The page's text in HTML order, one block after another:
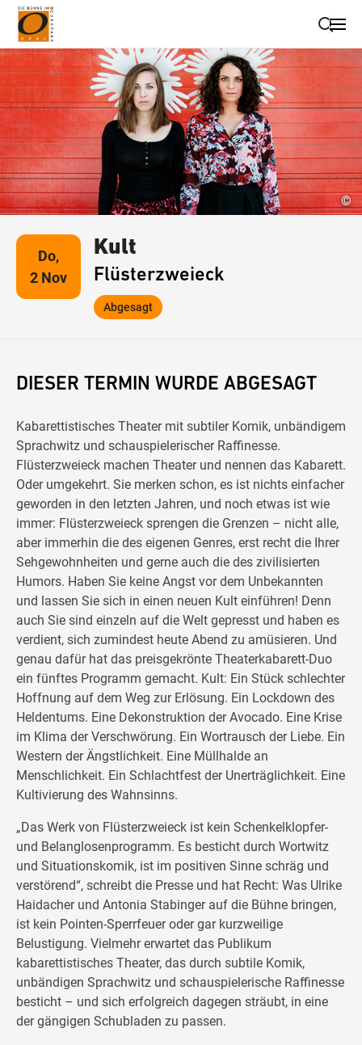
Suche schließen
Wegbeschreibung erhalten
©
Do,
2 Nov
Kult
Flüsterzweieck
Abgesagt
DIESER TERMIN WURDE ABGESAGT
Kabarettistisches Theater mit subtiler Komik, unbändigem
Sprachwitz und schauspielerischer Raffinesse.
Flüsterzweieck machen Theater und nennen das Kabarett.
Oder umgekehrt. Sie merken schon, es ist nichts einfacher
geworden in den letzten Jahren, und noch etwas ist wie
immer: Flüsterzweieck sprengen die Grenzen – nicht alle,
aber immerhin die des eigenen Genres, erst recht die Ihrer
Sehgewohnheiten und gerne auch die des zivilisierten
Humors. Haben Sie keine Angst vor dem Unbekannten
und lassen Sie sich in einen neuen Kult einführen! Denn
auch Sie sind einzeln auf die Welt gepresst und haben es
verdient, sich zumindest heute Abend zu amüsieren. Und
genau dafür hat das preisgekrönte Theaterkabarett-Duo
ein fünftes Programm gemacht. Kult: Ein Stück schlechter
Hoffnung auf dem Weg zur Erlösung. Ein Lockdown des
Heldentums. Eine Dekonstruktion der Avocado. Eine Krise
im Klima der Verschwörung. Ein Wortrausch der Liebe. Ein
Western der Ängstlichkeit. Eine Müllhalde an
Menschlichkeit. Ein Schlachtfest der Unerträglichkeit. Eine
Kultivierung des Wahnsinns.
„Das Werk von Flüsterzweieck ist kein Schenkelklopfer-
und Belanglosenprogramm. Es besticht durch Wortwitz
und Situationskomik, ist im positiven Sinne schräg und
verstörend“, schreibt die Presse und hat Recht: Was Ulrike
Haidacher und Antonia Stabinger auf die Bühne bringen,
ist kein Pointen-Sperrfeuer oder gar kurzweilige
Belustigung. Vielmehr erwartet das Publikum
kabarettistisches Theater, das durch subtile Komik,
unbändigen Sprachwitz und schauspielerische Raffinesse
besticht – und sich erfolgreich dagegen sträubt, in eine
der gängigen Schubladen zu passen.